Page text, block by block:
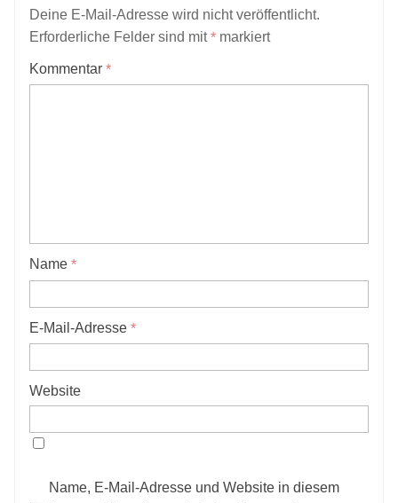
Deine E-Mail-Adresse wird nicht veröffentlicht.
Erforderliche Felder sind mit* markiert
Kommentar *
Name *
E-Mail-Adresse *
Website
Name, E-Mail-Adresse und Website in diesem